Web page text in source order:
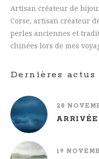
Artisan créateur de
Corse, artisan créateur
perles anciennes et
chinées lors de mes
Dernières actus
28
ARRIVÉE
19